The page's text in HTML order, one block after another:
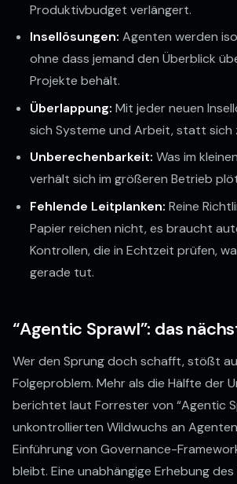
Produktivbudget verlängert.
Insellösungen: Agenten werden
ohne dass jemand den Überblick
Projekte behält.
Überlappung: Mit jeder neuen
sich Systeme und Arbeit, statt sich
Unberechenbarkeit: Was im
verhält sich im größeren Betrieb
Fehlende Leitplanken: Reine
Papier reichen nicht, es braucht
Kontrollen, die in Echtzeit prüfen,
gerade tut.
“Agentic Sprawl”: das
Wer den Sprung doch schafft, stößt
Folgeproblem. Mehr als die Hälfte der
berichtet laut Forrester von “Agentic
unkontrollierten Wildwuchs an
Einführung von Governance-
bleibt. Eine unabhängige Erhebung